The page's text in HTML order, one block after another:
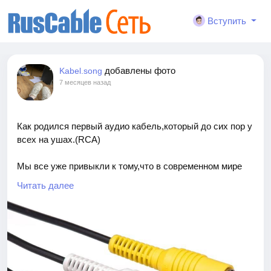
Вступить
Kabel.song добавлены фото
7 месяцев назад
Как родился первый аудио кабель,который до сих пор у
всех на ушах.(RCA)
Мы все уже привыкли к тому,что в современном мире
нашей жизни.Если говорить про аудио-кабель,то и
там,за всё время существования появились и HDMI, и
USB, и множество других цифровых потоков,но
постоянным и верным товарищем многих любителей
аудио-оборудования остаётся RCA.
Читать далее